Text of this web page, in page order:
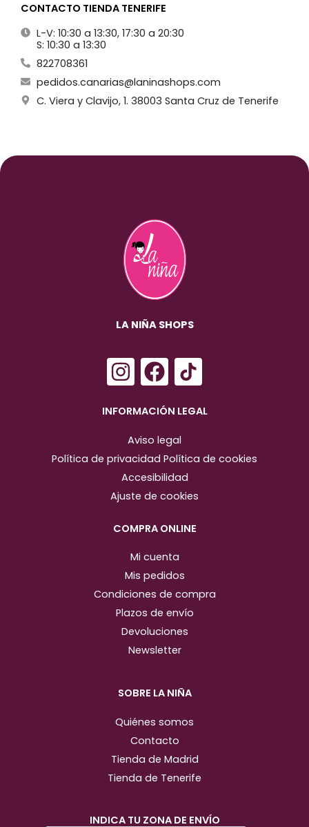
CONTACTO TIENDA TENERIFE
L-V: 10:30 a 13:30, 17:30 a 20:30
S: 10:30 a 13:30
822708361
pedidos.canarias@laninashops.com
C. Viera y Clavijo, 1. 38003 Santa Cruz de Tenerife
LA NIÑA SHOPS
I
n
s
a
g
r
m
F
a
c
e
b
o
o
INFORMACIÓN LEGAL
Aviso legal
Política de privacidad Política de cookies
Accesibilidad
Ajuste de cookies
COMPRA ONLINE
Mi cuenta
Mis pedidos
Condiciones de compra
Plazos de envío
Devoluciones
Newsletter
SOBRE LA NIÑA
Quiénes somos
Contacto
Tienda de Madrid
Tienda de Tenerife
INDICA TU ZONA DE ENVÍO